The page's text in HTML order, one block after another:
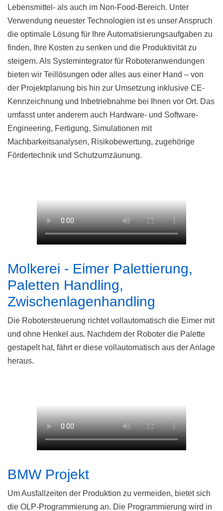
Lebensmittel- als auch im Non-Food-Bereich. Unter
Verwendung neuester Technologien ist es unser Anspruch
die optimale Lösung für Ihre Automatisierungsaufgaben zu
finden, Ihre Kosten zu senken und die Produktivität zu
steigern. Als Systemintegrator für Roboteranwendungen
bieten wir Teillösungen oder alles aus einer Hand – von
der Projektplanung bis hin zur Umsetzung inklusive CE-
Kennzeichnung und Inbetriebnahme bei Ihnen vor Ort. Das
umfasst unter anderem auch Hardware- und Software-
Engineering, Fertigung, Simulationen mit
Machbarkeitsanalysen, Risikobewertung, zugehörige
Fördertechnik und Schutzumzäunung.
Molkerei - Eimer Palettierung,
Paletten Handling,
Zwischenlagenhandling
Die Robotersteuerung richtet vollautomatisch die Eimer mit
und ohne Henkel aus. Nachdem der Roboter die Palette
gestapelt hat, fährt er diese vollautomatisch aus der Anlage
heraus.
BMW Projekt
Um Ausfallzeiten der Produktion zu vermeiden, bietet sich
die OLP-Programmierung an. Die Programmierung wird in